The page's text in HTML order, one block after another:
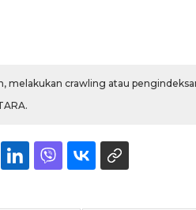
melakukan crawling atau